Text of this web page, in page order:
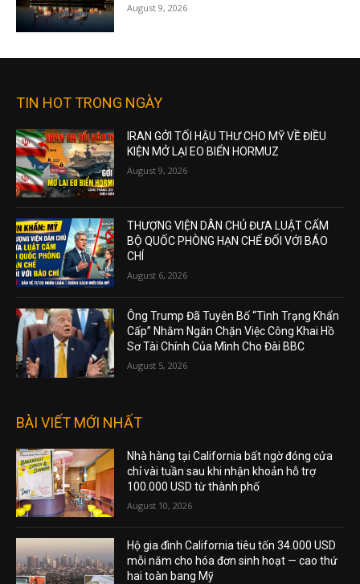
August 9, 2026
TIN HOT TRONG NGÀY
IRAN GỞI TỐI HẬU THƯ CHO MỸ VỀ ĐIỀU
KIỆN MỞ LẠI EO BIỂN HORMUZ
August 9, 2026
THƯỢNG VIỆN DÂN CHỦ ĐƯA LUẬT CẤM
BỘ QUỐC PHÒNG HẠN CHẾ ĐỐI VỚI BÁO
CHÍ
August 6, 2026
Ông Trump Đã Tuyên Bố “Tình Trạng Khẩn
Cấp” Nhằm Ngăn Chặn Việc Công Khai Hồ
Sơ Tài Chính Của Mình Cho Đài BBC
August 5, 2026
BÀI VIẾT MỚI NHẤT
Nhà hàng tại California bất ngờ đóng cửa
chỉ vài tuần sau khi nhận khoản hỗ trợ
100.000 USD từ thành phố
August 10, 2026
Hộ gia đình California tiêu tốn 34.000 USD
mỗi năm cho hóa đơn sinh hoạt — cao thứ
hai toàn bang Mỹ